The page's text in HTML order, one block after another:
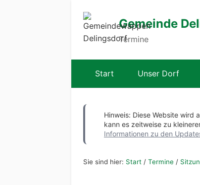
Gemeinde
Termine
Start Unser Dorf
Hinweis: Diese Website wird
kann es zeitweise zu
Informationen zu den
Sie sind hier: Start / Termine /